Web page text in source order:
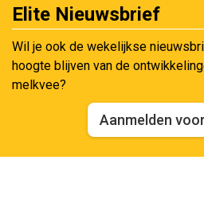
Elite Nieuwsbrief
Wil je ook de wekelijkse
hoogte blijven van de
melkvee?
Aanmelden